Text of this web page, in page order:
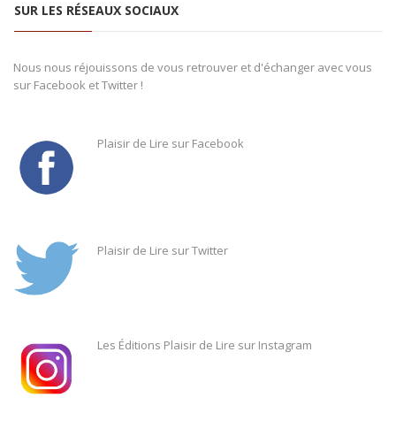
SUR LES RÉSEAUX SOCIAUX
Nous nous réjouissons de vous retrouver et d'échanger avec vous
sur Facebook et Twitter !
Plaisir de Lire sur Facebook
Plaisir de Lire sur Twitter
Les Éditions Plaisir de Lire sur Instagram